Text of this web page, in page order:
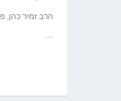
הרב זמיר כהן,